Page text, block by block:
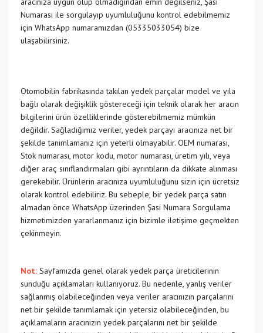
Numarası ile sorgulayıp uyumluluğunu kontrol edebilmemiz
için WhatsApp numaramızdan (05335033054) bize
ulaşabilirsiniz.
Otomobilin fabrikasında takılan yedek parçalar model ve yıla
bağlı olarak değişiklik göstereceği için teknik olarak her aracın
bilgilerini ürün özelliklerinde gösterebilmemiz mümkün
değildir. Sağladığımız veriler, yedek parçayı aracınıza net bir
şekilde tanımlamanız için yeterli olmayabilir. OEM numarası,
Stok numarası, motor kodu, motor numarası, üretim yılı, veya
diğer araç sınıflandırmaları gibi ayrıntıların da dikkate alınması
gerekebilir. Ürünlerin aracınıza uyumluluğunu sizin için ücretsiz
olarak kontrol edebiliriz. Bu sebeple, bir yedek parça satın
almadan önce WhatsApp üzerinden Şasi Numara Sorgulama
hizmetimizden yararlanmanız için bizimle iletişime geçmekten
çekinmeyin.
Not: Sayfamızda genel olarak yedek parça üreticilerinin
sunduğu açıklamaları kullanıyoruz. Bu nedenle, yanlış veriler
sağlanmış olabileceğinden veya veriler aracınızın parçalarını
net bir şekilde tanımlamak için yetersiz olabileceğinden, bu
açıklamaların aracınızın yedek parçalarını net bir şekilde